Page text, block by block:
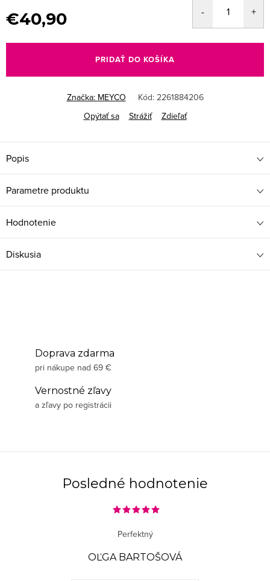
€40,90
cena:
PRIDAŤ DO KOŠÍKA
Značka: MEYCO Kód: 2261884206
Opýtať sa
Strážiť Zdieľať
Popis
Parametre produktu
Hodnotenie
Diskusia
Doprava zdarma
pri nákupe nad 69 €
Vernostné zľavy
a zľavy po registrácii
Posledné hodnotenie
Perfektný
OĽGA BARTOŠOVÁ